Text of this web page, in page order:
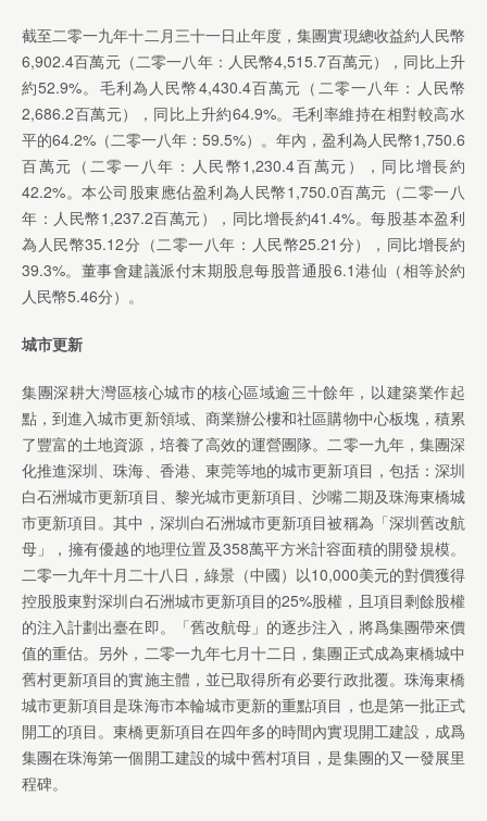
截至二零一九年十二月三十一日止年度，集團實現總收益約人民幣
6,902.4百萬元（二零一八年：人民幣4,515.7百萬元），同比上升
約52.9%。毛利為人民幣4,430.4百萬元（二零一八年：人民幣
2,686.2百萬元），同比上升約64.9%。毛利率維持在相對較高水
平的64.2%（二零一八年：59.5%）。年內，盈利為人民幣1,750.6
百萬元（二零一八年：人民幣1,230.4百萬元），同比增長約
42.2%。本公司股東應佔盈利為人民幣1,750.0百萬元（二零一八
年：人民幣1,237.2百萬元），同比增長約41.4%。每股基本盈利
為人民幣35.12分（二零一八年：人民幣25.21分），同比增長約
39.3%。董事會建議派付末期股息每股普通股6.1港仙（相等於約
人民幣5.46分）。
城市更新
集團深耕大灣區核心城市的核心區域逾三十餘年，以建築業作起
點，到進入城市更新領域、商業辦公樓和社區購物中心板塊，積累
了豐富的土地資源，培養了高效的運營團隊。二零一九年，集團深
化推進深圳、珠海、香港、東莞等地的城市更新項目，包括：深圳
白石洲城市更新項目、黎光城市更新項目、沙嘴二期及珠海東橋城
市更新項目。其中，深圳白石洲城市更新項目被稱為「深圳舊改航
母」，擁有優越的地理位置及358萬平方米計容面積的開發規模。
二零一九年十月二十八日，綠景（中國）以10,000美元的對價獲得
控股股東對深圳白石洲城市更新項目的25%股權，且項目剩餘股權
的注入計劃出臺在即。「舊改航母」的逐步注入，將爲集團帶來價
值的重估。另外，二零一九年七月十二日，集團正式成為東橋城中
舊村更新項目的實施主體，並已取得所有必要行政批覆。珠海東橋
城市更新項目是珠海市本輪城市更新的重點項目，也是第一批正式
開工的項目。東橋更新項目在四年多的時間內實現開工建設，成爲
集團在珠海第一個開工建設的城中舊村項目，是集團的又一發展里
程碑。